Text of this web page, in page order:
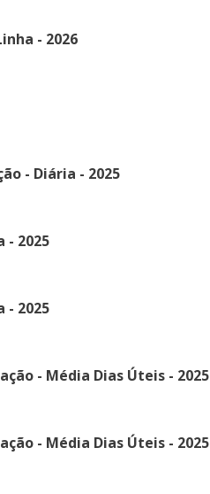
- 2026
- Diária - 2025
- 2025
- 2025
- Média Dias Úteis - 2025
- Média Dias Úteis - 2025